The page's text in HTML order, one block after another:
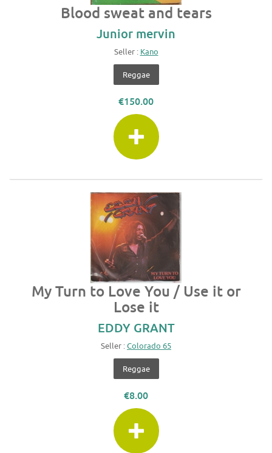
Blood sweat and tears
Junior mervin
Seller : Kano
Reggae
€150.00
My Turn to Love You / Use it or
Lose it
EDDY GRANT
Seller :Colorado 65
Reggae
€8.00